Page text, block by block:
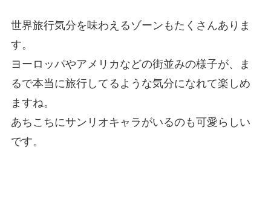
世界旅行気分を味わえるゾーンもたくさんありま
す。
ヨーロッパやアメリカなどの街並みの様子が、ま
るで本当に旅行してるような気分になれて楽しめ
ますね。
あちこちにサンリオキャラがいるのも可愛らしい
です。